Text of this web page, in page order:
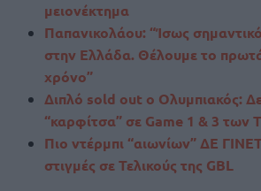
μειονέκτημα
Παπανικολάου: “Ίσως
στην Ελλάδα. Θέλουμε το
χρόνο”
Διπλό sold out ο Ολυμπιακός:
“καρφίτσα” σε Game 1 & 3 των
Πιο ντέρμπι “αιωνίων” ΔΕ
στιγμές σε Τελικούς της GBL